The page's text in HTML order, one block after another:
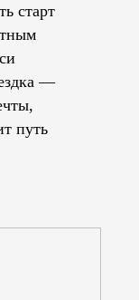
старт
—
путь